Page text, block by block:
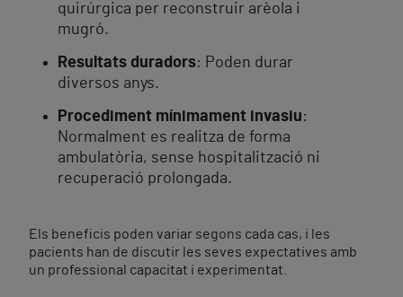
quirúrgica per reconstruir arèola i
mugró.
Resultats duradors: Poden durar
diversos anys.
Procediment mínimament invasiu:
Normalment es realitza de forma
ambulatòria, sense hospitalització ni
recuperació prolongada.
Els beneficis poden variar segons cada cas, i les
pacients han de discutir les seves expectatives amb
un professional capacitat i experimentat.